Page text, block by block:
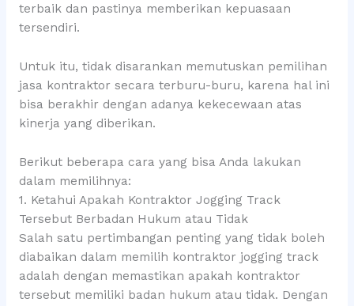
terbaik dan pastinya memberikan kepuasaan
tersendiri.
Untuk itu, tidak disarankan memutuskan pemilihan
jasa kontraktor secara terburu-buru, karena hal ini
bisa berakhir dengan adanya kekecewaan atas
kinerja yang diberikan.
Berikut beberapa cara yang bisa Anda lakukan
dalam memilihnya:
1. Ketahui Apakah Kontraktor Jogging Track
Tersebut Berbadan Hukum atau Tidak
Salah satu pertimbangan penting yang tidak boleh
diabaikan dalam memilih kontraktor jogging track
adalah dengan memastikan apakah kontraktor
tersebut memiliki badan hukum atau tidak. Dengan